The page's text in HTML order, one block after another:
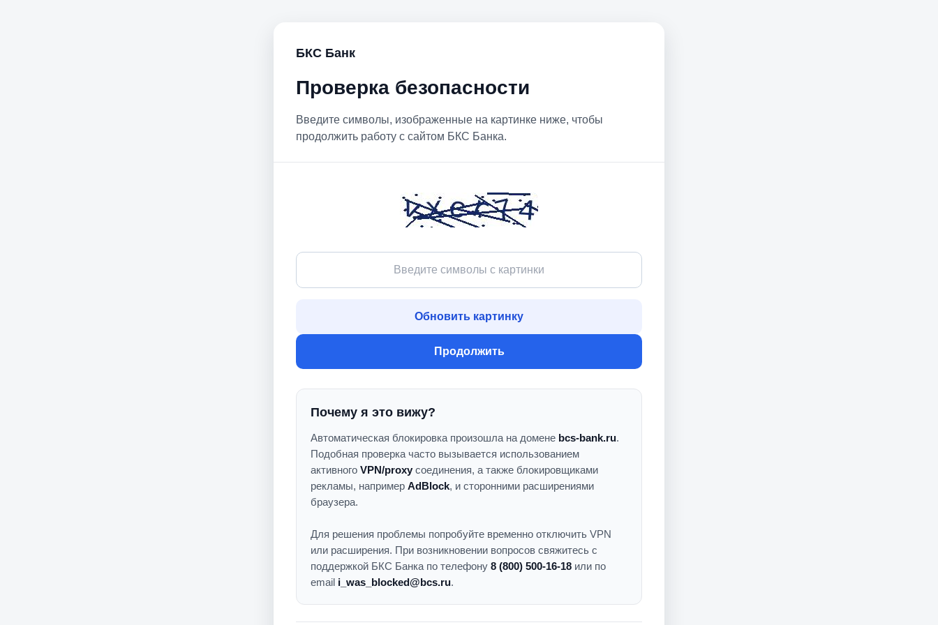
БКС Банк
Проверка безопасности
Введите символы, изображенные на картинке ниже, чтобы
продолжить работу с сайтом БКС Банка.
Обновить картинку
Продолжить
Почему я это вижу?
Автоматическая блокировка произошла на домене bcs-bank.ru.
Подобная проверка часто вызывается использованием
активного VPN/proxy соединения, а также блокировщиками
рекламы, например AdBlock, и сторонними расширениями
браузера.
Для решения проблемы попробуйте временно отключить VPN
или расширения. При возникновении вопросов свяжитесь с
поддержкой БКС Банка по телефону 8 (800) 500-16-18 или по
email i_was_blocked@bcs.ru.